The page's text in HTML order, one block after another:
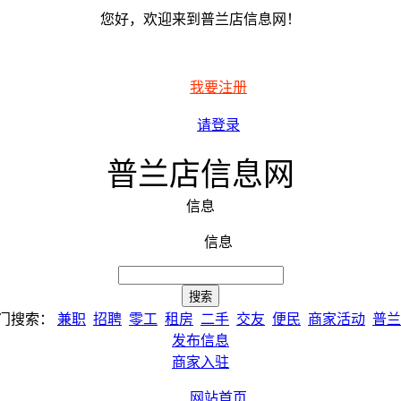
您好，欢迎来到普兰店信息网！
我要注册
请登录
普兰店信息网
信息
信息
搜索： 兼职 招聘 零工 租房 二手 交友 便民 商家活动 普
发布信息
商家入驻
网站首页